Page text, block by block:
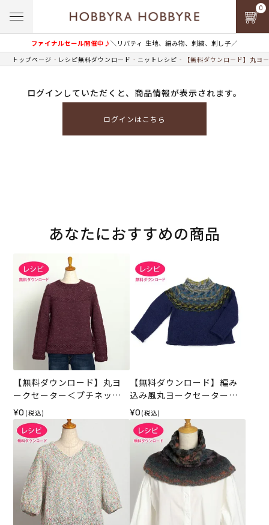
ファイナルセール開催中♪＼リバティ 生地、編み物、刺繍、刺し子／
0
トップページ レシピ無料ダウンロード ニットレシピ 【無料ダウンロード】丸ヨ
ログインしていただくと、商品情報が表示されます。
ログインはこちら
あなたにおすすめの商品
【無料ダウンロード】丸ヨ
ークセーター＜プチネップ
フォープライ＞（レシピ）
¥0 (税込)
【無料ダウンロード】編み
込み風丸ヨークセーター
（レシピ）
¥0 (税込)